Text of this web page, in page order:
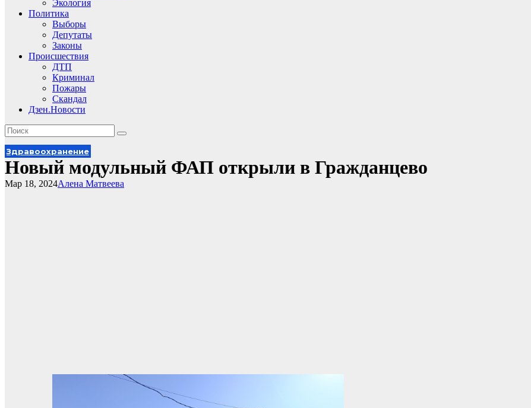
Экология
Политика
Выборы
Депутаты
Законы
Происшествия
ДТП
Криминал
Пожары
Скандал
Дзен.Новости
Здравоохранение
Новый модульный ФАП открыли в Гражданцево
Алена Матвеева
Мар 18, 2024